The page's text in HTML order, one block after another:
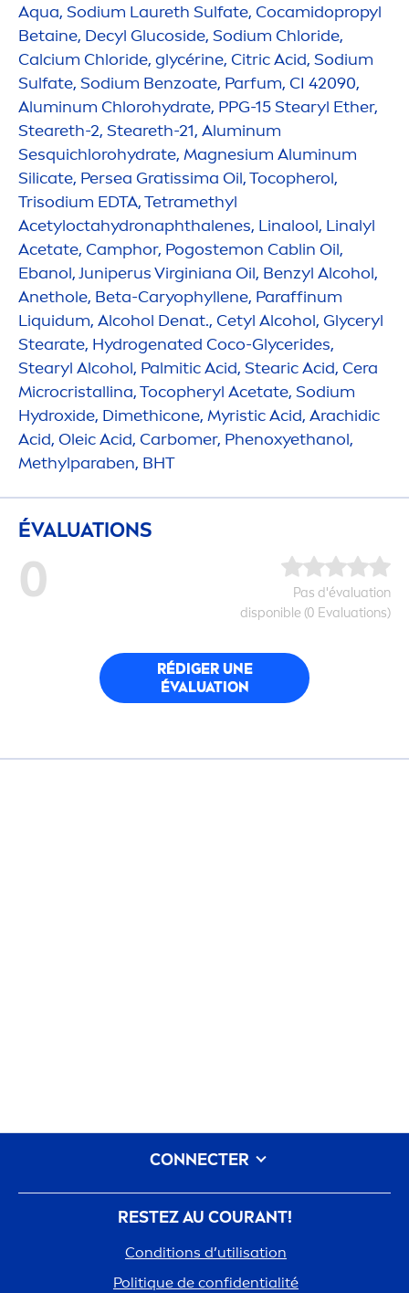
Aqua, Sodium Laureth Sulfate, Cocamidopropyl
Betaine, Decyl Glucoside, Sodium Chloride,
Calcium Chloride, glycérine, Citric Acid, Sodium
Sulfate, Sodium Benzoate, Parfum, CI 42090,
Aluminum Chlorohydrate, PPG-15 Stearyl Ether,
Steareth-2, Steareth-21, Aluminum
Sesquichlorohydrate, Magnesium Aluminum
Silicate, Persea Gratissima Oil, Tocopherol,
Trisodium EDTA, Tetramethyl
Acetyloctahydronaphthalenes, Linalool, Linalyl
Acetate, Camphor, Pogostemon Cablin Oil,
Ebanol, Juniperus Virginiana Oil, Benzyl Alcohol,
Anethole, Beta-Caryophyllene, Paraffinum
Liquidum, Alcohol Denat., Cetyl Alcohol, Glyceryl
Stearate, Hydrogenated Coco-Glycerides,
Stearyl Alcohol, Palmitic Acid, Stearic Acid, Cera
Microcristallina, Tocopheryl Acetate, Sodium
Hydroxide, Dimethicone, Myristic Acid, Arachidic
Acid, Oleic Acid, Carbomer, Phenoxyethanol,
Methylparaben, BHT
ÉVALUATIONS
0
Pas d'évaluation
disponible (0 Evaluations)
RÉDIGER UNE
ÉVALUATION
RESTEZ AU COURANT!
Conditions d’utilisation
Politique de confidentialité
CONNECTER